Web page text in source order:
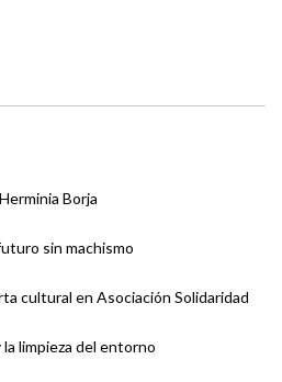
Borja
sin machismo
cultural en Asociación Solidaridad
la limpieza del entorno